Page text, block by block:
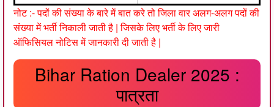
नोट :- पदों की संख्या के बारे में बात करे तो जिला वार अलग-अलग पदों की
संख्या में भर्ती निकाली जाती है | जिसके लिए भर्ती के लिए जारी
ऑफिसियल नोटिस में जानकारी दी जाती है |
Bihar Ration Dealer 2025 :
पात्रता